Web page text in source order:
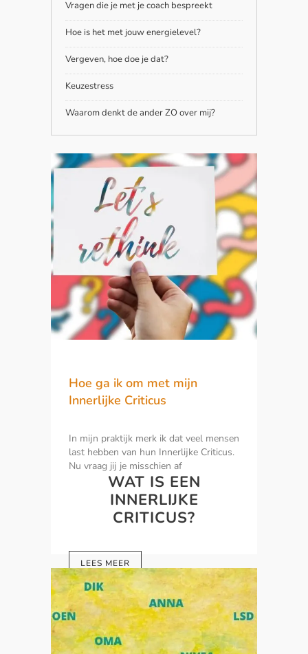
Vragen die je met je coach bespreekt
Hoe is het met jouw energielevel?
Vergeven, hoe doe je dat?
Keuzestress
Waarom denkt de ander ZO over mij?
Hoe ga ik om met mijn
Innerlijke Criticus
In mijn praktijk merk ik dat veel mensen
last hebben van hun Innerlijke Criticus.
Nu vraag jij je misschien af
WAT IS EEN
INNERLIJKE
CRITICUS?
LEES MEER